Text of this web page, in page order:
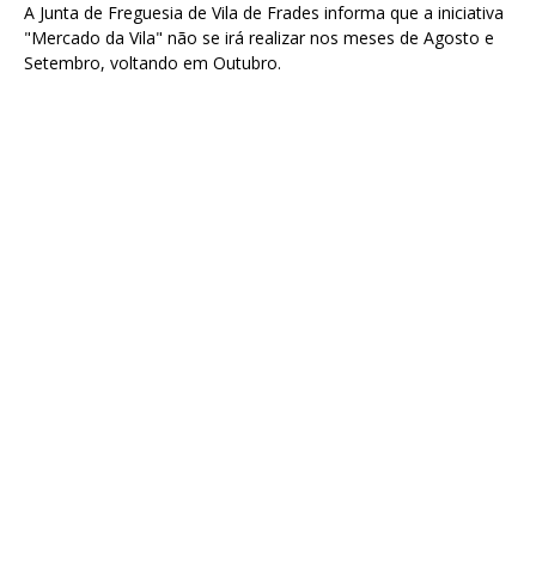
A Junta de Freguesia de Vila de Frades informa que a iniciativa
"Mercado da Vila" não se irá realizar nos meses de Agosto e
Setembro, voltando em Outubro.